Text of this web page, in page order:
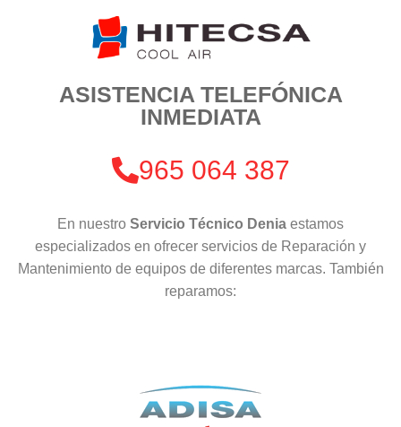
ASISTENCIA TELEFÓNICA
INMEDIATA
965 064 387
En nuestro Servicio Técnico Denia estamos
especializados en ofrecer servicios de Reparación y
Mantenimiento de equipos de diferentes marcas. También
reparamos: